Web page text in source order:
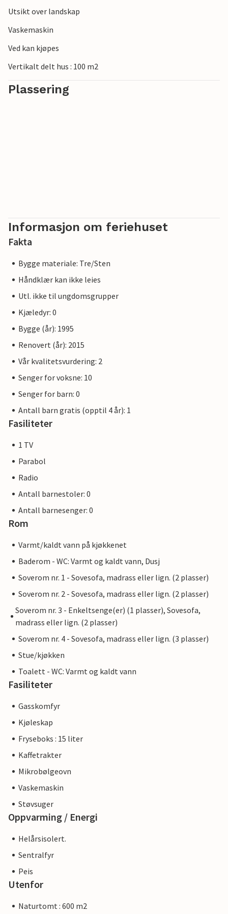
Utsikt over landskap
Vaskemaskin
Ved kan kjøpes
Vertikalt delt hus : 100 m2
Plassering
Informasjon om feriehuset
Fakta
Bygge materiale: Tre/Sten
Håndklær kan ikke leies
Utl. ikke til ungdomsgrupper
Kjæledyr: 0
Bygge (år): 1995
Renovert (år): 2015
Vår kvalitetsvurdering: 2
Senger for voksne: 10
Senger for barn: 0
Antall barn gratis (opptil 4 år): 1
Fasiliteter
1 TV
Parabol
Radio
Antall barnestoler: 0
Antall barnesenger: 0
Rom
Varmt/kaldt vann på kjøkkenet
Baderom - WC: Varmt og kaldt vann, Dusj
Soverom nr. 1 - Sovesofa, madrass eller lign. (2 plasser)
Soverom nr. 2 - Sovesofa, madrass eller lign. (2 plasser)
Soverom nr. 3 - Enkeltsenge(er) (1 plasser), Sovesofa,
madrass eller lign. (2 plasser)
Soverom nr. 4 - Sovesofa, madrass eller lign. (3 plasser)
Stue/kjøkken
Toalett - WC: Varmt og kaldt vann
Fasiliteter
Gasskomfyr
Kjøleskap
Fryseboks : 15 liter
Kaffetrakter
Mikrobølgeovn
Vaskemaskin
Støvsuger
Oppvarming / Energi
Helårsisolert.
Sentralfyr
Peis
Utenfor
Naturtomt : 600 m2